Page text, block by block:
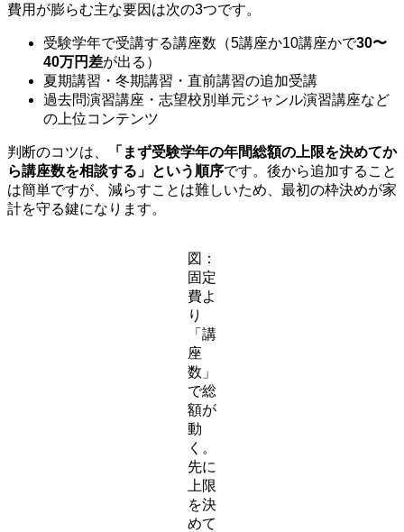
費用が膨らむ主な要因は次の3つです。
受験学年で受講する講座数（5講座か10講座かで30〜
40万円差が出る）
夏期講習・冬期講習・直前講習の追加受講
過去問演習講座・志望校別単元ジャンル演習講座など
の上位コンテンツ
判断のコツは、
「まず受験学年の年間総額の上限を決めてか
ら講座数を相談する」という順序です。後から追加すること
は簡単ですが、減らすことは難しいため、最初の枠決めが家
計を守る鍵になります。
図：
固定
費よ
り
「講
座
数」
で総
額が
動
く。
先に
上限
を決
めて